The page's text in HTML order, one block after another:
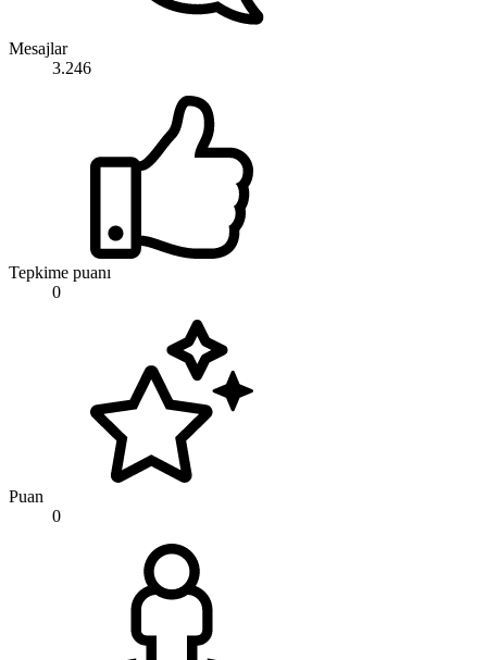
Mesajlar
3.246
Tepkime puanı
0
Puan
0